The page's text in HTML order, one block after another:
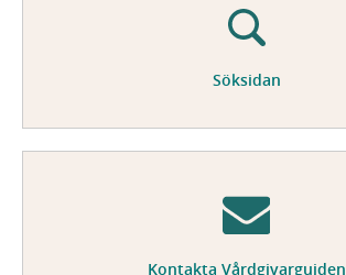
Söksidan
Kontakta Vårdgivarguiden